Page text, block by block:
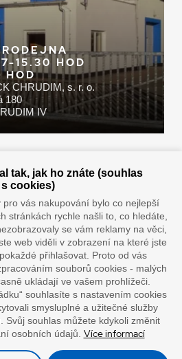
15.30 HOD
HOD
CHRUDIM, s. r. o.
180
IV
oblíbeným dopravcem
s jistotou”
tak, jak ho znáte (souhlas
s cookies)
vás nakupování bylo co nejlepší
stránkách rychle našli to, co hledáte,
se vám reklamy na věci,
web viděli v zobrazení na které jste
přihlašovat. Proto od vás
souborů cookies - malých
ukládají ve vašem prohlížeči.
souhlasíte s nastavením cookies
smysluplné a užitečné služby
Svůj souhlas můžete kdykoli změnit
osobních údajů. Více informací